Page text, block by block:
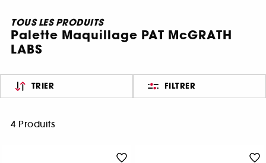
TOUS LES PRODUITS
Palette Maquillage PAT McGRATH
LABS
TRIER FILTRER
4 Produits